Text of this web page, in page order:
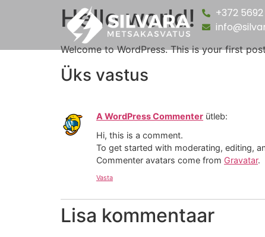
+372
Hello world!
Welcome to WordPress. This is your first
Üks vastus
A WordPress Commenter ütleb:
Hi, this is a comment.
To get started with moderating, editing,
Commenter avatars come from Gravatar.
Vasta
Lisa kommentaar